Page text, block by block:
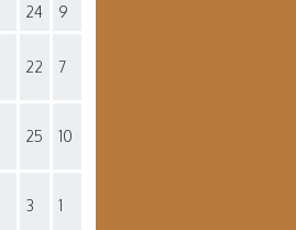
24 9
22 7
25 10
3 1